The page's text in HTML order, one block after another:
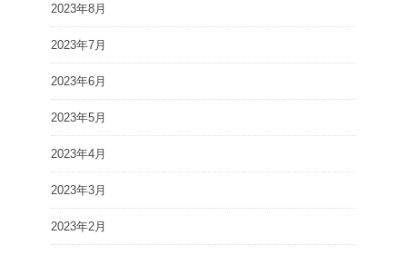
2023年8月
2023年7月
2023年6月
2023年5月
2023年4月
2023年3月
2023年2月